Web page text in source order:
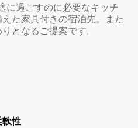
に過ごすのに必要なキッチ
た家具付きの宿泊先。また
となるご提案です。
軟性